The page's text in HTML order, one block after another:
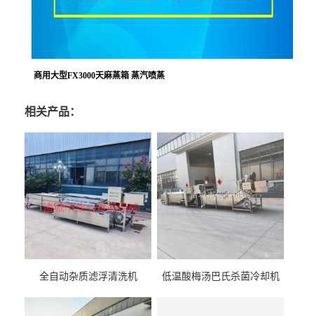
商用大型FX3000天麻蒸箱 蒸汽喷蒸
相关产品：
全自动杂质滤浮清洗机 低温酸梅汤巴氏杀菌冷却机